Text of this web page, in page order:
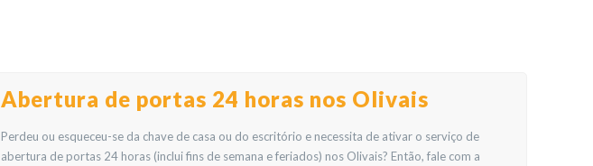
Abertura de portas 24 horas nos Olivais
Perdeu ou esqueceu-se da chave de casa ou do escritório e necessita de ativar o serviço de
abertura de portas 24 horas (inclui fins de semana e feriados) nos Olivais? Então, fale com a